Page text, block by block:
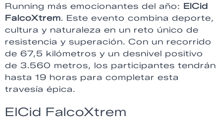
Running más emocionantes del año: ElCid
FalcoXtrem. Este evento combina deporte,
cultura y naturaleza en un reto único de
resistencia y superación. Con un recorrido
de 67,5 kilómetros y un desnivel positivo
de 3.560 metros, los participantes tendrán
hasta 19 horas para completar esta
travesía épica.
ElCid FalcoXtrem